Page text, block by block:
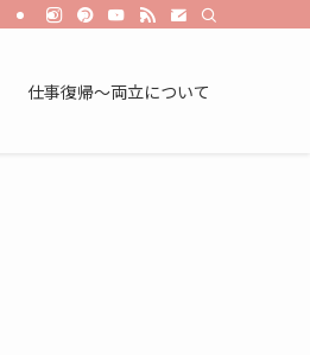
仕事復帰～両立について